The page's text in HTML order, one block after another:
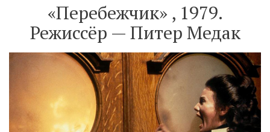
«Перебежчик» , 1979.
Режиссёр — Питер Медак